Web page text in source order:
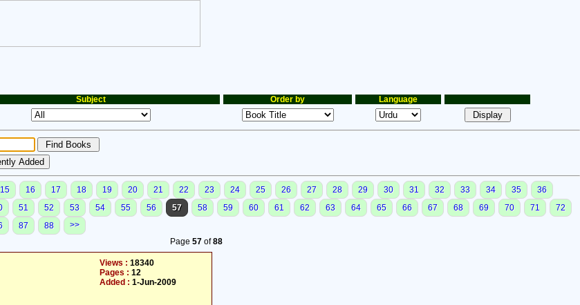
Subject Order by Language
15 16 17 18 19 20 21 22 23 24 25 26 27 28 29 30 31 32 33 34 35
36
51 52 53 54 55 56 57 58 59 60 61 62 63 64 65 66 67 68 69 70 71
72
87 88
>>
Page 57of88
Views : 18340
Pages : 12
Added : 1-Jun-2009